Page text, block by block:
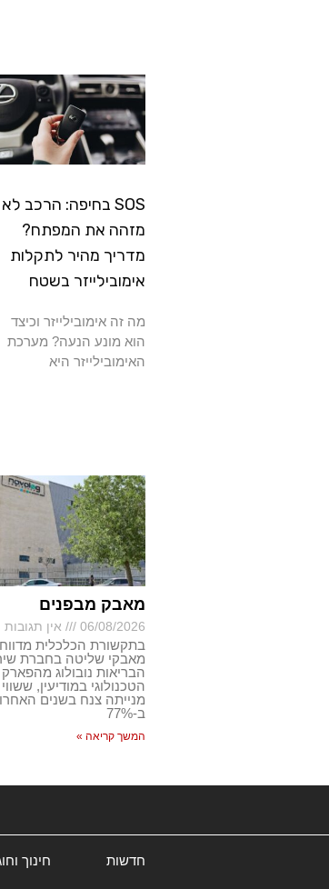
SOS בחיפה: הרכב לא
מזהה את המפתח?
מדריך מהיר לתקלות
אימובילייזר בשטח
מה זה אימובילייזר וכיצד
הוא מונע הנעה? מערכת
האימובילייזר היא
מאבק מבפנים
06/08/2026 אין תגובות
בתקשורת הכלכלית
מאבקי שליטה בחברת
הבריאות נובולוג מהפארק
הטכנולוגי במודיעין, ששווי
מנייתה צנח בשנים
ב-77%
המשך קריאה »
חדשות חינוך